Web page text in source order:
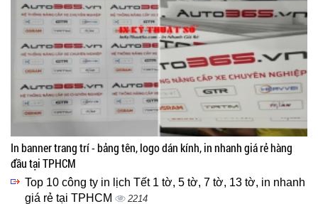
In banner trang trí - bảng tên, logo dán kính, in nhanh giá rẻ hàng
đầu tại TPHCM
Top 10 công ty in lịch Tết 1 tờ, 5 tờ, 7 tờ, 13 tờ, in nhanh
giá rẻ tại TPHCM
2214